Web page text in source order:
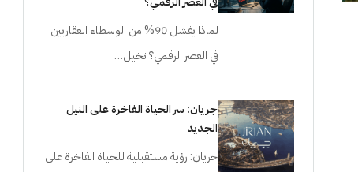
لماذا يفشل 90% من الوسطاء العقاريين
في العصر الرقمي؟ تخيل…
جريان: سر الحياة الفاخرة على النيل
الجديد
جريان: رؤية مستقبلية للحياة الفاخرة على